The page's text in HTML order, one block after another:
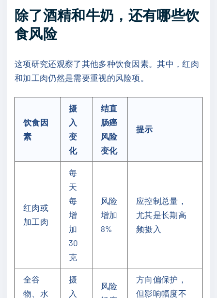
除了酒精和牛奶，还有哪些饮
食风险
这项研究还观察了其他多种饮食因素。其中，红肉
和加工肉仍然是需要重视的风险项。
饮食因
素
摄
入
变
化
结直
肠癌
风险
变化
提示
红肉或
加工肉
每
天
每
增
加
30
克
风险
增加
8%
应控制总量，
尤其是长期高
频摄入
全谷
物、水
摄
入
风险
方向偏保护，
但影响幅度不